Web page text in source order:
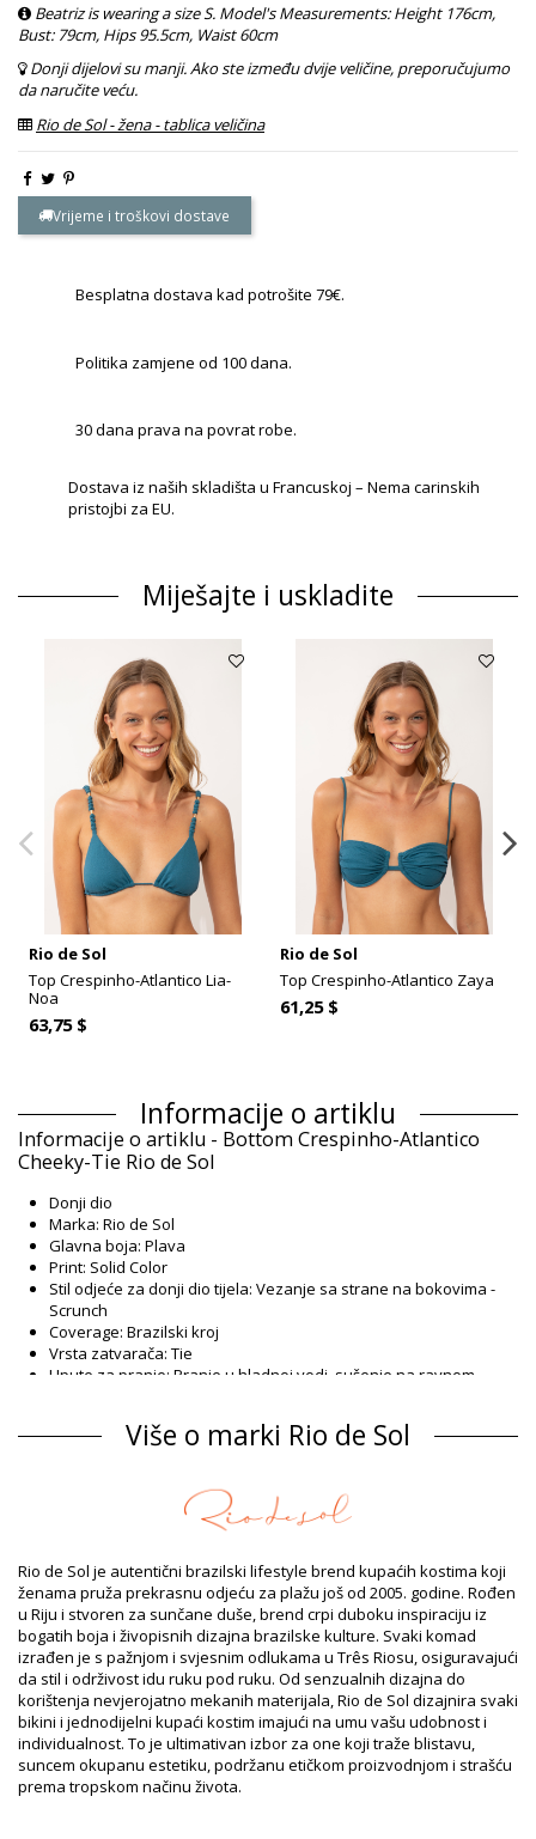
Beatriz is wearing a size S. Model's Measurements: Height 176cm,
Bust: 79cm, Hips 95.5cm, Waist 60cm
Donji dijelovi su manji. Ako ste između dvije veličine, preporučujumo
da naručite veću.
Rio de Sol - žena - tablica veličina
Vrijeme i troškovi dostave
Besplatna dostava kad potrošite 79€.
Politika zamjene od 100 dana.
30 dana prava na povrat robe.
Dostava iz naših skladišta u Francuskoj – Nema carinskih
pristojbi za EU.
Miješajte i uskladite
Rio de Sol
Top Crespinho-Atlantico Lia-
Noa
63,75 $
Rio de Sol
Top Crespinho-Atlantico Zaya
61,25 $
Informacije o artiklu
Informacije o artiklu - Bottom Crespinho-Atlantico
Cheeky-Tie Rio de Sol
Donji dio
Marka: Rio de Sol
Glavna boja: Plava
Print: Solid Color
Stil odjeće za donji dio tijela: Vezanje sa strane na bokovima -
Scrunch
Coverage: Brazilski kroj
Vrsta zatvarača: Tie
Upute za pranje: Pranje u hladnoj vodi, sušenje na ravnom
Donji dio Plava Rio de Sol SPRING
Sastav
Sastav: 84% Biodegradable Nylon (AMNI SOUL ECO), 16%
Spandex (LYCRA) - OEKO-TEX - Chlorine Resistant
Podstava: 84% Biodegradable Nylon (AMNI SOUL ECO), 16%
Spandex (LYCRA) - OEKO-TEX - Chlorine Resistant
UV zaštita: UPF 50+
Informacije o proizvodu
Odjel: Za žene, Donji dio
Pakiranje uključuje: 1 x Donji dio (Drugi pribor koji nije uključen)
HS CODE: 6112.41.0010
SKU: 1981126708
EAN: XS (7899810437853), S (7899810437860), M (7899810437877),
L (7899810437884), XL (7899810437891)
Težina: 45g / 0.1lb / 1.59oz
Više o marki Rio de Sol
Rio de Sol je autentični brazilski lifestyle brend kupaćih kostima koji
ženama pruža prekrasnu odjeću za plažu još od 2005. godine. Rođen
u Riju i stvoren za sunčane duše, brend crpi duboku inspiraciju iz
bogatih boja i živopisnih dizajna brazilske kulture. Svaki komad
izrađen je s pažnjom i svjesnim odlukama u Três Riosu, osiguravajući
da stil i održivost idu ruku pod ruku. Od senzualnih dizajna do
korištenja nevjerojatno mekanih materijala, Rio de Sol dizajnira svaki
bikini i jednodijelni kupaći kostim imajući na umu vašu udobnost i
individualnost. To je ultimativan izbor za one koji traže blistavu,
suncem okupanu estetiku, podržanu etičkom proizvodnjom i strašću
prema tropskom načinu života.